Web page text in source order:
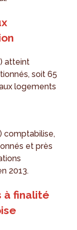
atteint
soit 65
logements
comptabilise,
et près
2013.
à finalité